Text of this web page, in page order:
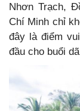
Nhơn Trạch,
Chí Minh chỉ
đây là điểm
đầu cho buổi